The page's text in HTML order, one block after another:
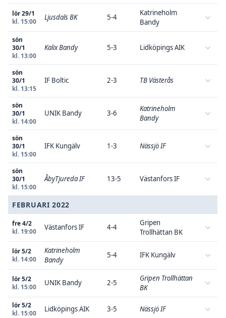
lör 29/1
kl. 15:00
Ljusdals BK 5-4
Katrineholm
Bandy
sön
30/1
kl. 13:00
Kalix Bandy 5-3 Lidköpings AIK
sön
30/1
kl. 13:15
IF Boltic 2-3 TB Västerås
sön
30/1
kl. 14:00
UNIK Bandy 3-6
Katrineholm
Bandy
sön
30/1
kl. 15:00
IFK Kungälv 1-3 Nässjö IF
sön
30/1
kl. 15:00
ÅbyTjureda IF 13-5 Västanfors IF
FEBRUARI 2022
fre 4/2
kl. 19:00
Västanfors IF 4-4
Gripen
Trollhättan BK
lör 5/2
kl. 14:00
Katrineholm
Bandy
5-4 IFK Kungälv
lör 5/2
kl. 15:00
UNIK Bandy 2-5
Gripen Trollhättan
BK
lör 5/2
kl. 15:00
Lidköpings AIK 3-5 Nässjö IF